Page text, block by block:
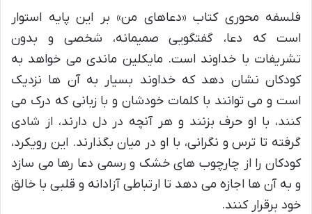
فلسفه محوری کتاب «دعاهای من» بر این پایه استوار
است که دعا، گفتگویی صمیمانه، شخصی و بدون
تشریفات با خداوند است. مایکلین ماندی می خواهد به
کودکان نشان دهد که خداوند بسیار به آن ها نزدیک
است و می توانند با کلمات خودشان و با زبانی که درک می
کنند، با او حرف بزنند و هر آنچه در دل دارند، از شادی
گرفته تا ترس و نگرانی، با او در میان بگذارند. این رویکرد،
کودکان را از چارچوب های خشک و رسمی دعا رها می سازد
و به آن ها اجازه می دهد تا ارتباطی آزادانه و قلبی با خالق
خود برقرار کنند.